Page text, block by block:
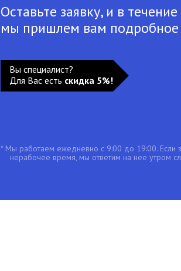
Оставьте заявку, и в
мы пришлем вам
Вы специалист?
Для Вас есть скидка 5%!
* Мы работаем ежедневно с 9:00 до 19:00. Если
нерабочее время, мы ответим на нее утром